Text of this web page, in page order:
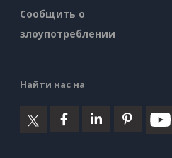
Сообщить о
злоупотреблении
Найти нас на